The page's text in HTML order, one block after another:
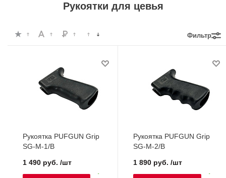
Рукоятки для цевья
Фильтр
Рукоятка PUFGUN Grip
SG-M-1/B
1 490 руб. /шт
Рукоятка PUFGUN Grip
SG-M-2/B
1 890 руб. /шт